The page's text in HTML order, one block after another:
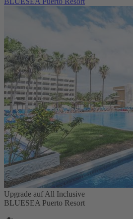
Upgrade auf All Inclusive
BLUESEA Puerto Resort